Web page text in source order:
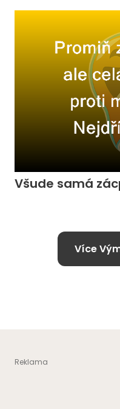
Všude samá
Více